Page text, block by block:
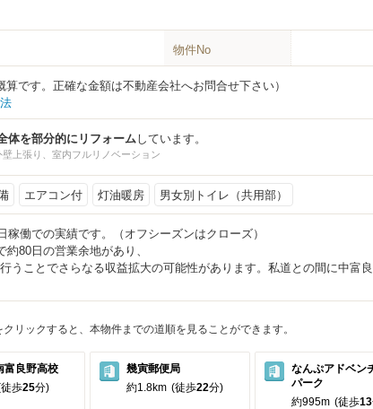
物件No
です。正確な金額は不動産会社へお問合せ下さい）
体を部分的にリフォームしています。
上張り、室内フルリノベーション
エアコン付 灯油暖房 男女別トイレ（共用部）
稼働での実績です。（オフシーズンはクローズ）
約80日の営業余地があり、
うことでさらなる収益拡大の可能性があります。私道との間に中富
リックすると、本物件までの道順を見ることができます。
富良野高校
歩25分)
幾寅郵便局
約1.8km (徒歩22分)
なんぷアドベン
パーク
約995m (徒歩13